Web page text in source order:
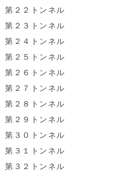
第２２トンネル
第２３トンネル
第２４トンネル
第２５トンネル
第２６トンネル
第２７トンネル
第２８トンネル
第２９トンネル
第３０トンネル
第３１トンネル
第３２トンネル